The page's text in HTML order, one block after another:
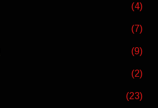
(4)
(7)
(9)
(2)
(23)